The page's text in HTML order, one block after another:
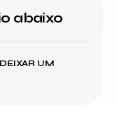
abaixo
UM